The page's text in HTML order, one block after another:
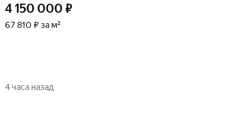
4 150 000 ₽
67 810 ₽ за м²
4 часа назад